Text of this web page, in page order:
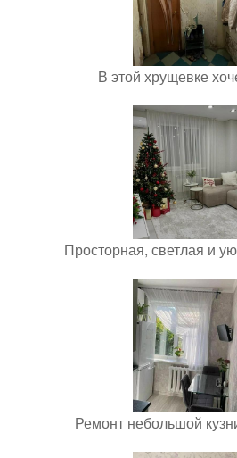
В этой хрущевке
Просторная, светлая и
Ремонт небольшой